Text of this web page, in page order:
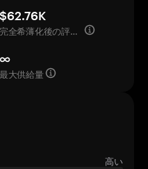
$62.76K
完全希薄化後の評価額
∞
最大供給量
高い